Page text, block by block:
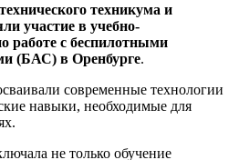
техникума и
участие в учебно-
работе с беспилотными
(БАС) в Оренбурге.
современные технологии
навыки, необходимые для
не только обучение